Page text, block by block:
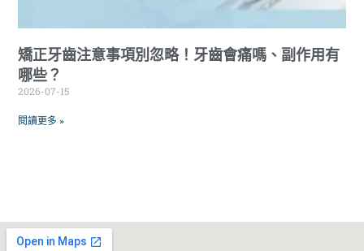
矯正牙齒注意事項別忽略！牙齒會痛嗎、副作用有
哪些？
2026-07-15
閱讀更多 »